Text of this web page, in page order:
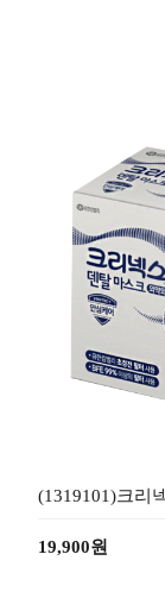
(1319101)크리
19,900원